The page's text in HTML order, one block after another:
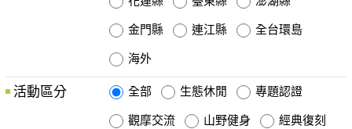
金門縣 連江縣 全台環島
海外
活動區分 全部 生態休閒 專題認證
觀摩交流 山野健身 經典復刻